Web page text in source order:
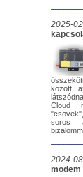
2025-
között,
Cloud
soros
2024-
modem